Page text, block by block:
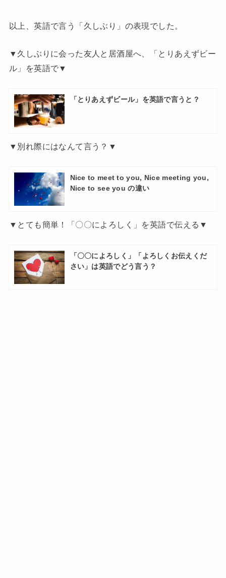
以上、英語で言う「久しぶり」の表現でした。
▼久しぶりに会った友人と居酒屋へ、「とりあえずビー
ル」を英語で▼
「とりあえずビール」を英語で言うと？
▼別れ際にはなんて言う？▼
Nice to meet to you, Nice meeting you,
Nice to see you の違い
▼とても簡単！「〇〇によろしく」を英語で伝える▼
「〇〇によろしく」「よろしくお伝えくだ
さい」は英語でどう言う？